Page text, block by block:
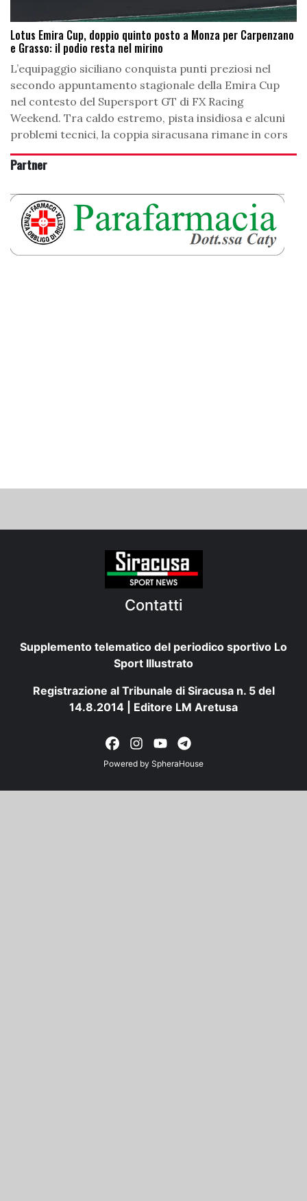
Lotus Emira Cup, doppio quinto posto a Monza per Carpenzano
e Grasso: il podio resta nel mirino
L’equipaggio siciliano conquista punti preziosi nel
secondo appuntamento stagionale della Emira Cup
nel contesto del Supersport GT di FX Racing
Weekend. Tra caldo estremo, pista insidiosa e alcuni
problemi tecnici, la coppia siracusana rimane in cors
Partner
Contatti
Supplemento telematico del periodico sportivo Lo
Sport Illustrato
Registrazione al Tribunale di Siracusa n. 5 del
14.8.2014 | Editore LM Aretusa
Powered by SpheraHouse